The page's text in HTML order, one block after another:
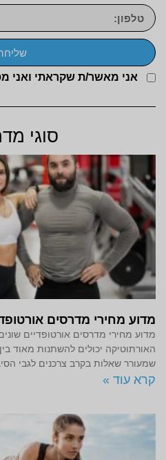
אני מאשר/ת שקראתי ואני
סוגי
מדוע מחירי מדרסים
מדוע מחירי מדרסים אורטופדיים
האורתוטיקה יכולים להשתנות מאוד
שמעורר שאלות בקרב צרכנים לגבי
קרא עוד »